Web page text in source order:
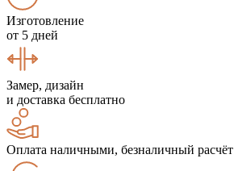
Изготовление
от 5 дней
Замер, дизайн
и доставка бесплатно
Оплата наличными, безналичный расчёт